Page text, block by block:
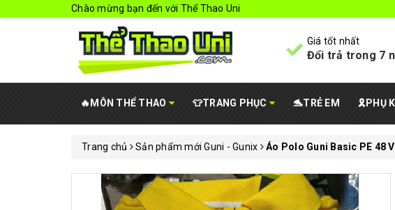
Chào mừng bạn đến với Thể Thao Uni
Giá tốt nhất
Đổi trả trong 7
🔥MÔN THỂ THAO 👕TRANG PHỤC 🐬TRẺ EM 🎗️PHỤ
Trang chủ Sản phẩm mới Guni - Gunix Áo Polo Guni Basic PE 48